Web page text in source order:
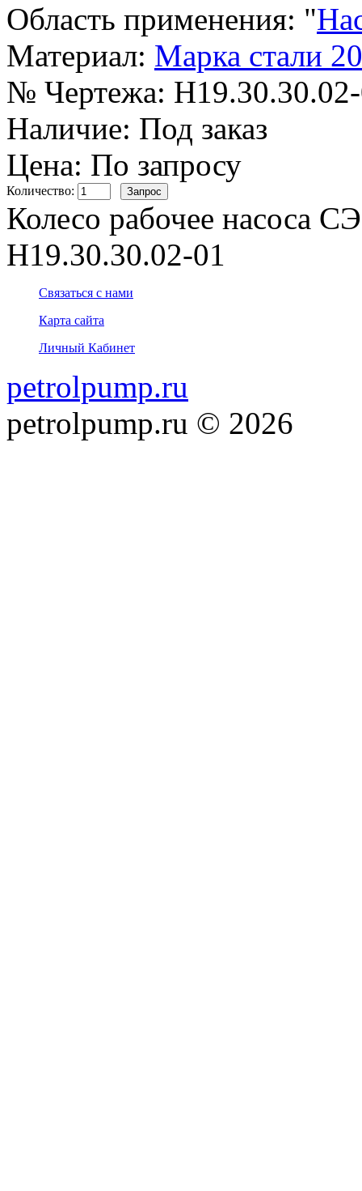
Область применения: "
Материал: Марка стали
№ Чертежа:
Наличие: Под заказ
Цена: По запросу
Количество:
Колесо рабочее насоса
Н19.30.30.02-01
Связаться с нами
Карта сайта
Личный Кабинет
petrolpump.ru
petrolpump.ru © 2026